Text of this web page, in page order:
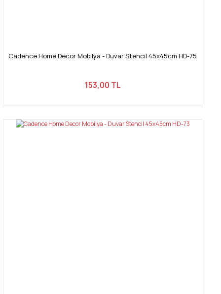
Cadence Home Decor Mobilya - Duvar Stencil 45x45cm HD-75
153,00 TL